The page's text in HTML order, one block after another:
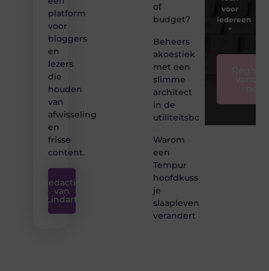
platform
voor
bloggers
en
lezers
die
houden
van
afwisseling
en
frisse
content.
Redactie
van
Lindart
of
budget?
Beheers
akoestiek
met een
slimme
architect
in de
utiliteitsbouw
Warom
een
Tempur
hoofdkussen
je
slaapleven
verandert
voor
iedereen
❞